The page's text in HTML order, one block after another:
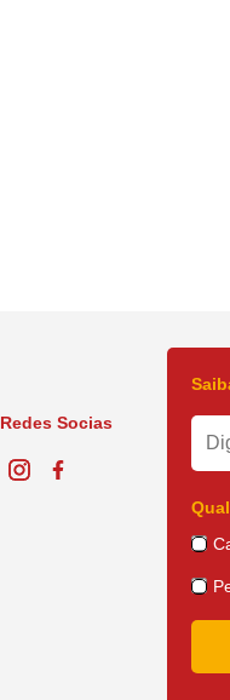
Redes Socias